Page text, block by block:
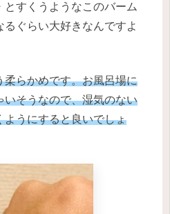
とすくうようなこのバーム
ぐらい大好きなんですよ
らかめです。お風呂場に
いそうなので、湿気のない
ようにすると良いでしょ